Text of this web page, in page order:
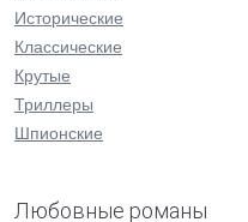
Исторические
Классические
Крутые
Триллеры
Шпионские
Любовные романы